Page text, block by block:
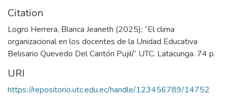
Citation
Logro Herrera, Blanca Jeaneth (2025); “El clima
organizacional en los docentes de la Unidad Educativa
Belisario Quevedo Del Cantón Pujilí” UTC. Latacunga. 74 p.
URI
https://repositorio.utc.edu.ec/handle/123456789/14752